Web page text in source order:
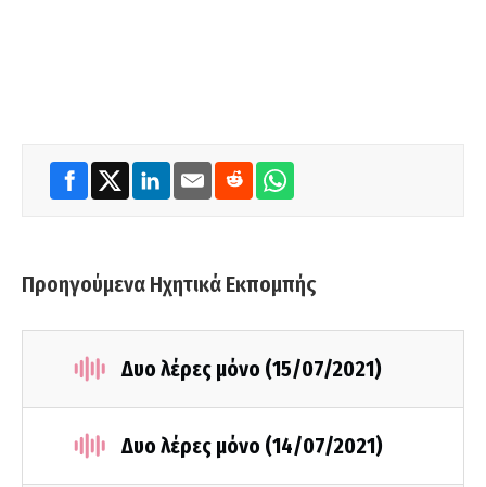
Προηγούμενα Ηχητικά Εκπομπής
Δυο λέρες μόνο (15/07/2021)
Δυο λέρες μόνο (14/07/2021)